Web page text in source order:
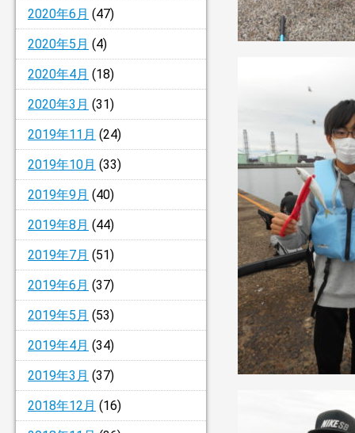
2020年6月 (47)
2020年5月 (4)
2020年4月 (18)
2020年3月 (31)
2019年11月 (24)
2019年10月 (33)
2019年9月 (40)
2019年8月 (44)
2019年7月 (51)
2019年6月 (37)
2019年5月 (53)
2019年4月 (34)
2019年3月 (37)
2018年12月 (16)